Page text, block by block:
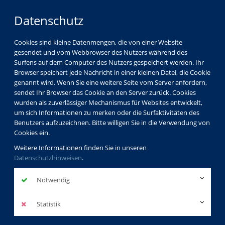
Datenschutz
Cookies sind kleine Datenmengen, die von einer Website
gesendet und vom Webbrowser des Nutzers während des
Surfens auf dem Computer des Nutzers gespeichert werden. Ihr
Browser speichert jede Nachricht in einer kleinen Datei, die Cookie
genannt wird. Wenn Sie eine weitere Seite vom Server anfordern,
sendet Ihr Browser das Cookie an den Server zurück. Cookies
wurden als zuverlässiger Mechanismus für Websites entwickelt,
um sich Informationen zu merken oder die Surfaktivitäten des
Benutzers aufzuzeichnen. Bitte willigen Sie in die Verwendung von
Cookies ein.
Weitere Informationen finden Sie in unseren
Datenschutzhinweisen.
Notwendig
Statistik